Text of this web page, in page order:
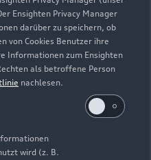
Ensighten Privacy Manager
darüber zu speichern, ob
von Cookies Benutzer ihre
Informationen zum Ensighten
als betroffene Person
nachlesen.
wird (z. B.